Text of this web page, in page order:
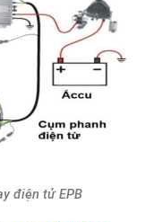
điện tử EPB